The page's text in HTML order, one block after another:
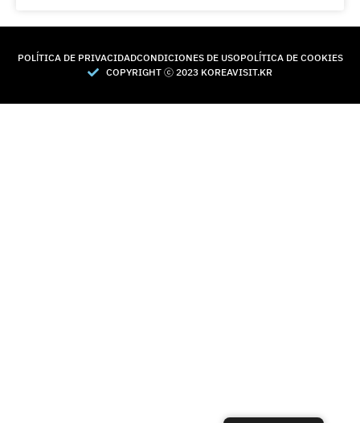
POLÍTICA DE PRIVACIDADCONDICIONES DE USOPOLÍTICA DE COOKIES
COPYRIGHT Ⓒ 2023 KOREAVISIT.KR